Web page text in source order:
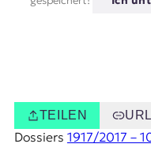
TEILEN
Dossiers 1917/2017 –